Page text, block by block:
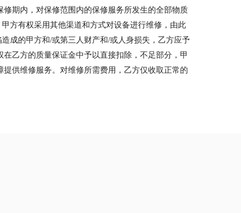
期内，对保修范围内的保修服务所发生的全部物质
方有权采用其他渠道和方式对设备进行维修，由此
成的甲方和/或第三人财产和/或人身损失，乙方应予
乙方的质量保证金中予以直接扣除，不足部分，甲
供维修服务。对维修所需费用，乙方仅收取正常的